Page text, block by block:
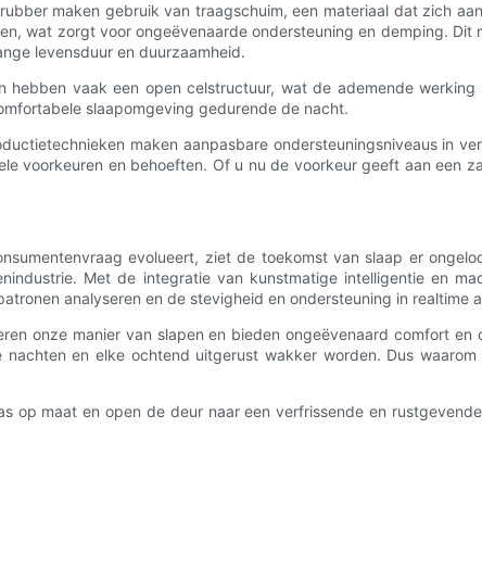
maken gebruik van traagschuim, een materiaal dat zich
wat zorgt voor ongeëvenaarde ondersteuning en demping.
levensduur en duurzaamheid.
hebben vaak een open celstructuur, wat de ademende
slaapomgeving gedurende de nacht.
maken aanpasbare ondersteuningsniveaus in
voorkeuren en behoeften. Of u nu de voorkeur geeft aan een
evolueert, ziet de toekomst van slaap er
Met de integratie van kunstmatige intelligentie en
analyseren en de stevigheid en ondersteuning in realtime
onze manier van slapen en bieden ongeëvenaard comfort
en elke ochtend uitgerust wakker worden. Dus
op maat en open de deur naar een verfrissende en